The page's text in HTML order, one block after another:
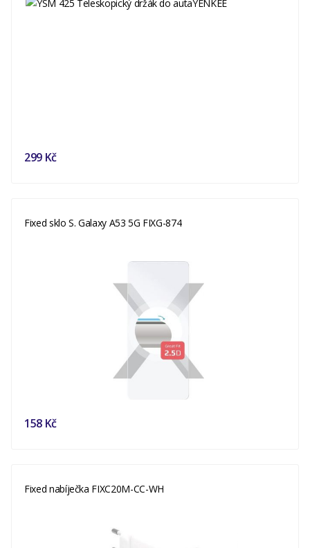
299 Kč
Fixed sklo S. Galaxy A53 5G FIXG-874
158 Kč
Fixed nabíječka FIXC20M-CC-WH